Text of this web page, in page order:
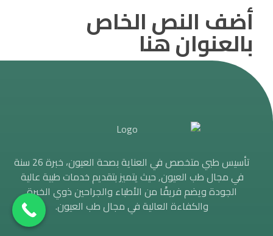
أضف النص الخاص
بالعنوان هنا
تأسيس طبي متخصص في العناية بصحة العيون، خبرة 26 سنة
في مجال طب العيون, حيث يتميز بتقديم خدمات طبية عالية
الجودة ويضم فريقًا من الأطباء والجراحين ذوي الخبرة
والكفاءة العالية في مجال طب العيون.